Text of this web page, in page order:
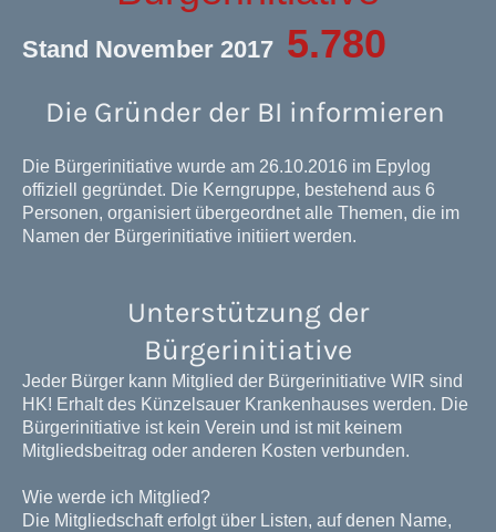
Stand November 2017 5.780
Die Gründer der BI informieren
Die Bürgerinitiative wurde am 26.10.2016 im Epylog
offiziell gegründet. Die Kerngruppe, bestehend aus 6
Personen, organisiert übergeordnet alle Themen, die im
Namen der Bürgerinitiative initiiert werden.
Unterstützung der
Bürgerinitiative
Jeder Bürger kann Mitglied der Bürgerinitiative WIR sind
HK! Erhalt des Künzelsauer Krankenhauses werden. Die
Bürgerinitiative ist kein Verein und ist mit keinem
Mitgliedsbeitrag oder anderen Kosten verbunden.
Wie werde ich Mitglied?
Die Mitgliedschaft erfolgt über Listen, auf denen Name,